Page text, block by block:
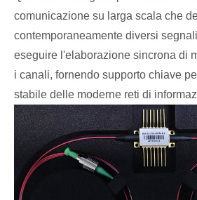
comunicazione su larga scala che
contemporaneamente diversi
eseguire l'elaborazione sincrona di
i canali, fornendo supporto chiave
stabile delle moderne reti di